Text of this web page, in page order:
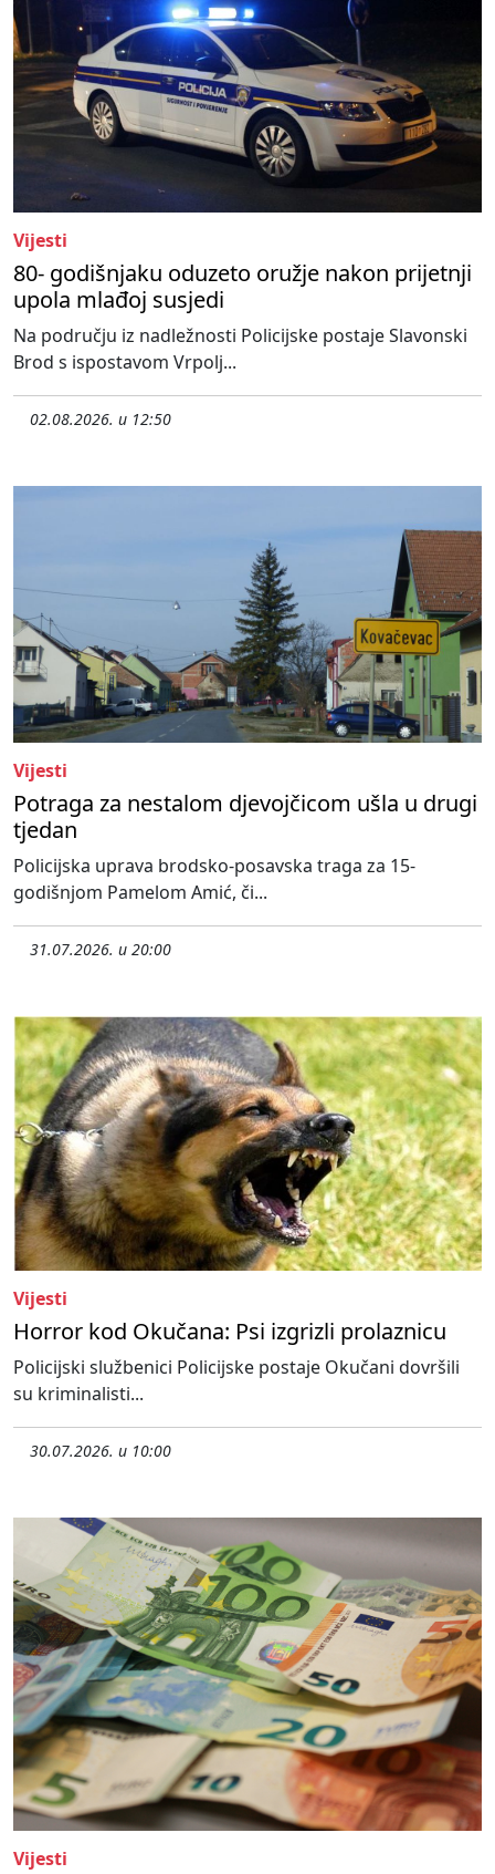
Vijesti
80- godišnjaku oduzeto oružje nakon prijetnji
upola mlađoj susjedi
Na području iz nadležnosti Policijske postaje Slavonski
Brod s ispostavom Vrpolj...
02.08.2026. u 12:50
Vijesti
Potraga za nestalom djevojčicom ušla u drugi
tjedan
Policijska uprava brodsko-posavska traga za 15-
godišnjom Pamelom Amić, či...
31.07.2026. u 20:00
Vijesti
Horror kod Okučana: Psi izgrizli prolaznicu
Policijski službenici Policijske postaje Okučani dovršili
su kriminalisti...
30.07.2026. u 10:00
Vijesti